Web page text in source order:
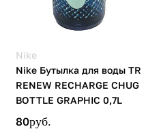
Nike
Nike Бутылка для воды TR
RENEW RECHARGE CHUG
BOTTLE GRAPHIC 0,7L
80руб.